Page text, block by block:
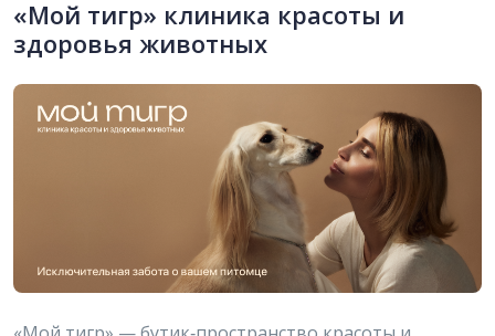
«Мой тигр» клиника красоты и
здоровья животных